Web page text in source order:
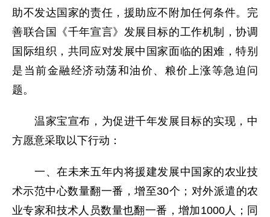
助不发达国家的责任，援助应不附加任何条件。完
善联合国《千年宣言》发展目标的工作机制，协调
国际组织，共同应对发展中国家面临的困难，特别
是当前金融经济动荡和油价、粮价上涨等急迫问
题。
温家宝宣布，为促进千年发展目标的实现，中
方愿意采取以下行动：
一、在未来五年内将援建发展中国家的农业技
术示范中心数量翻一番，增至30个；对外派遣的农
业专家和技术人员数量也翻一番，增加1000人；同